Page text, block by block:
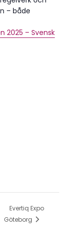
– både
2025 – Svensk
Evertiq Expo
Göteborg